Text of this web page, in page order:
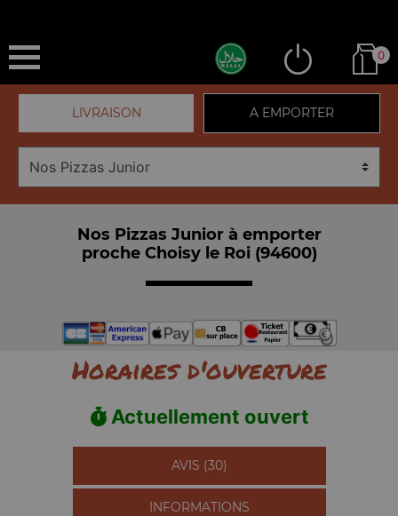
0
LIVRAISON A EMPORTER
Nos Pizzas Junior à emporter
proche Choisy le Roi (94600)
Horaires d'ouverture
Actuellement ouvert
AVIS (30)
INFORMATIONS